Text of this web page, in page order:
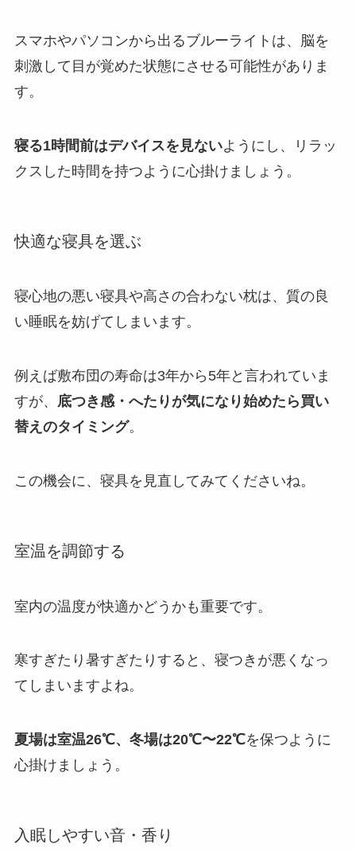
スマホやパソコンから出るブルーライトは、脳を
刺激して目が覚めた状態にさせる可能性がありま
す。
寝る1時間前はデバイスを見ないようにし、リラッ
クスした時間を持つように心掛けましょう。
快適な寝具を選ぶ
寝心地の悪い寝具や高さの合わない枕は、質の良
い睡眠を妨げてしまいます。
例えば敷布団の寿命は3年から5年と言われていま
すが、 底つき感・へたりが気になり始めたら買い
替えのタイミング。
この機会に、寝具を見直してみてくださいね。
室温を調節する
室内の温度が快適かどうかも重要です。
寒すぎたり暑すぎたりすると、寝つきが悪くなっ
てしまいますよね。
夏場は室温26℃、冬場は20℃〜22℃を保つように
心掛けましょう。
入眠しやすい音・香り